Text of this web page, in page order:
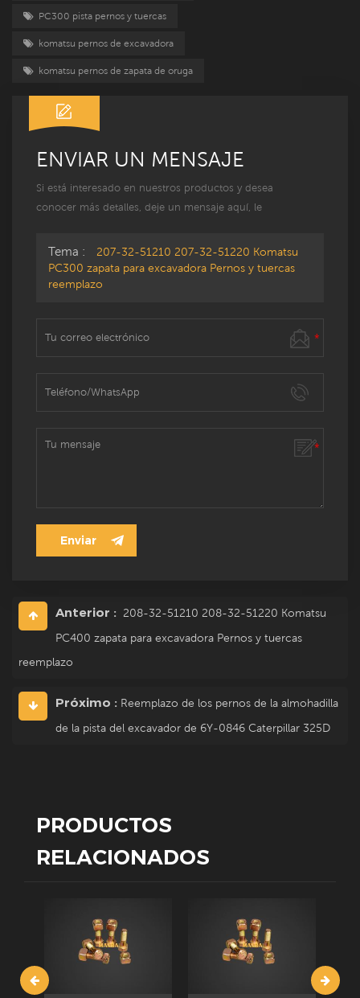
PC300 pista pernos y tuercas
komatsu pernos de excavadora
komatsu pernos de zapata de oruga
ENVIAR UN MENSAJE
Si está interesado en nuestros productos y desea
conocer más detalles, deje un mensaje aquí, le
Tema :
207-32-51210 207-32-51220 Komatsu
PC300 zapata para excavadora Pernos y tuercas
reemplazo
Anterior : 208-32-51210 208-32-51220 Komatsu
PC400 zapata para excavadora Pernos y tuercas
reemplazo
Próximo : Reemplazo de los pernos de la almohadilla
de la pista del excavador de 6Y-0846 Caterpillar 325D
PRODUCTOS
RELACIONADOS